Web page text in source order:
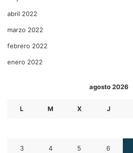
abril 2022
marzo 2022
febrero 2022
enero 2022
agosto 2026
L M X J
3 4 5 6